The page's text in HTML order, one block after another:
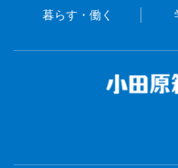
暮らす・働く